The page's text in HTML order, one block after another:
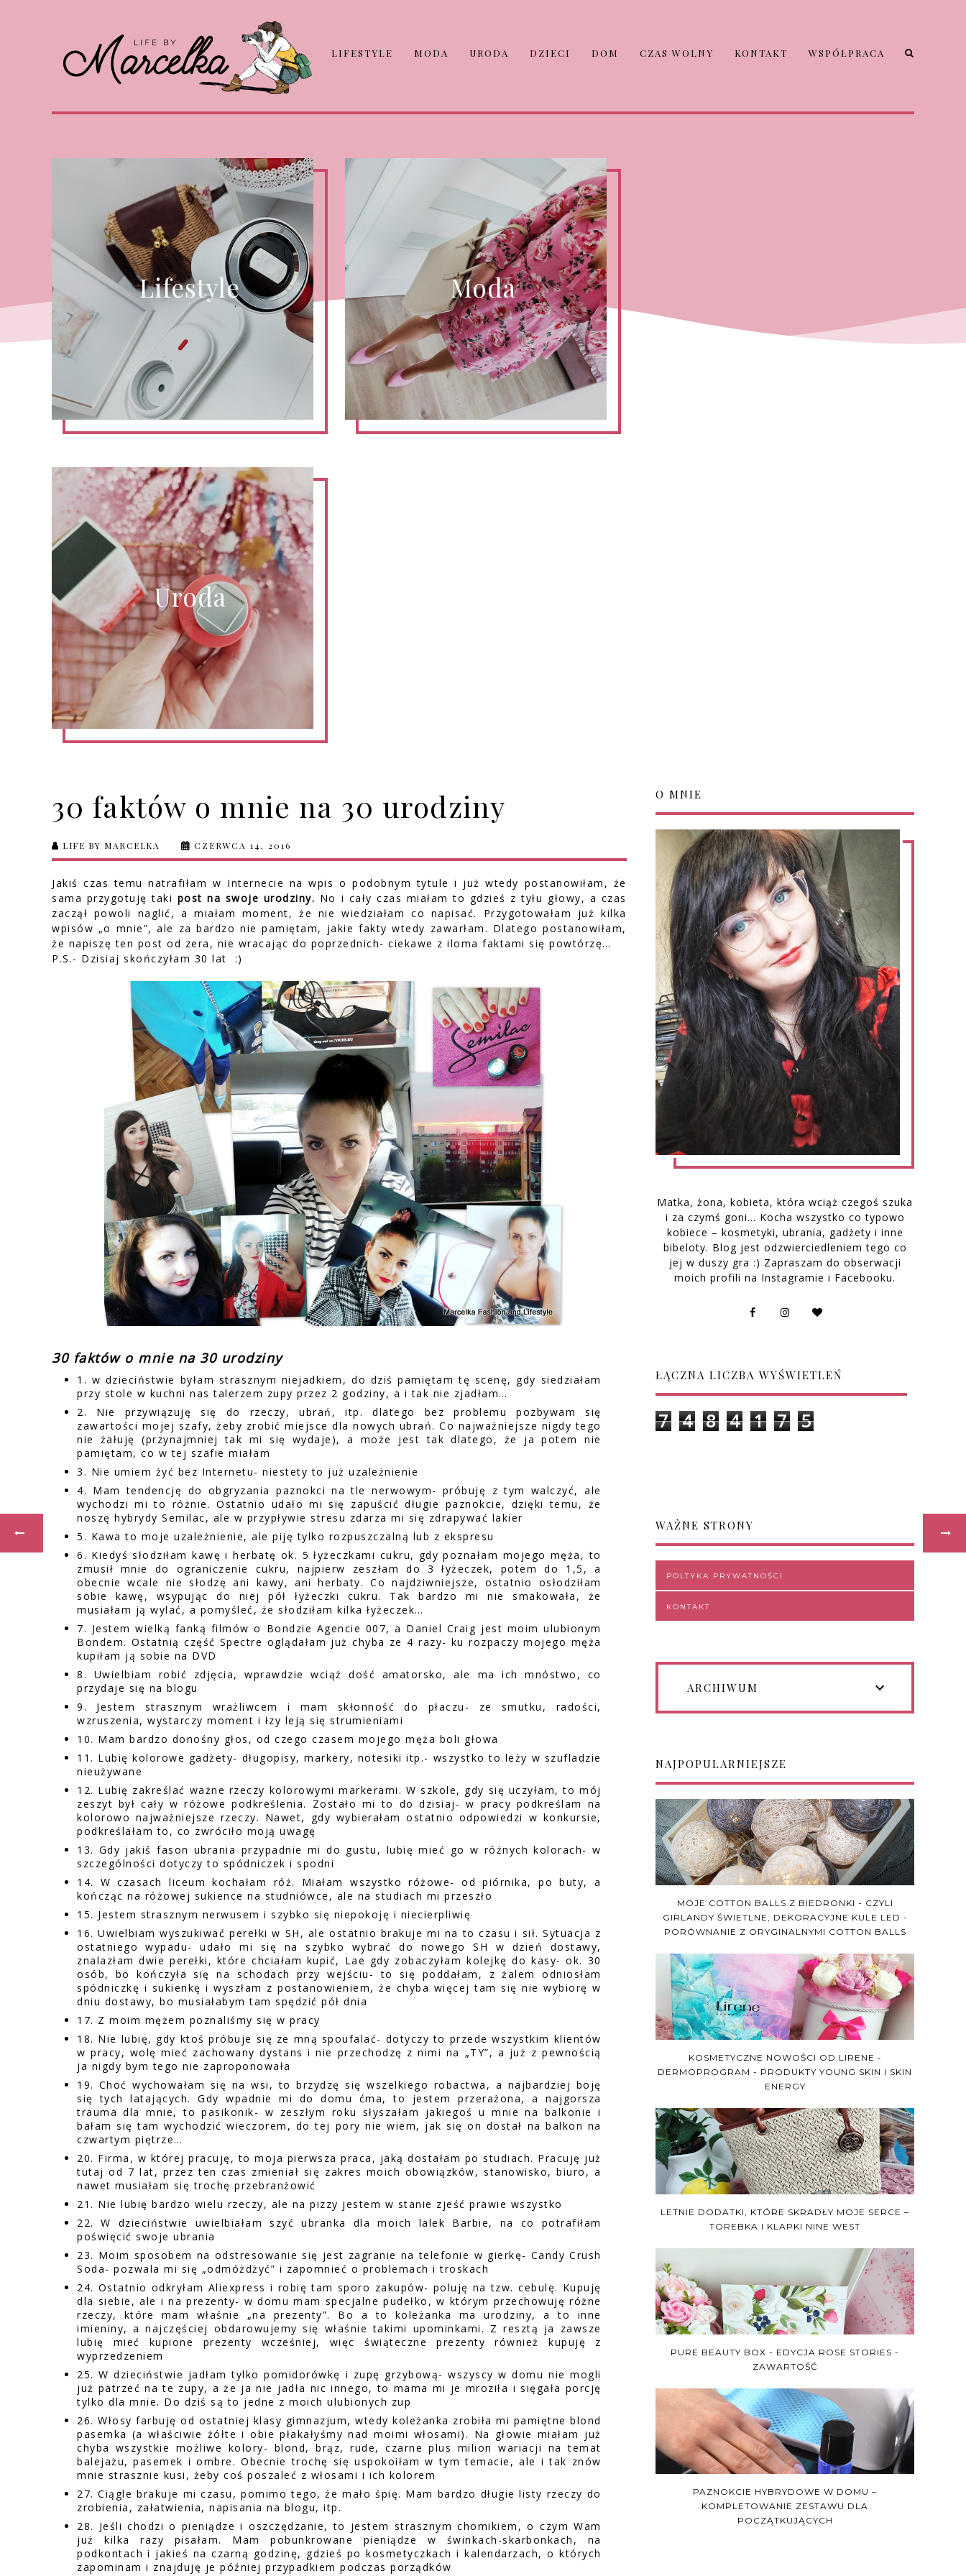
LIFESTYLE MODA URODA DZIECI DOM CZAS WOLNY KONTAKT WSPÓŁPRACA
Lifestyle Moda
Uroda
30 faktów o mnie na 30 urodziny
LIFE BY MARCELKA CZERWCA 14, 2016
Jakiś czas temu natrafiłam w Internecie na wpis o podobnym tytule i już wtedy postanowiłam, że
sama przygotuję taki post na swoje urodziny. No i cały czas miałam to gdzieś z tyłu głowy, a czas
zaczął powoli naglić, a miałam moment, że nie wiedziałam co napisać. Przygotowałam już kilka
wpisów „o mnie”, ale za bardzo nie pamiętam, jakie fakty wtedy zawarłam. Dlatego postanowiłam,
że napiszę ten post od zera, nie wracając do poprzednich- ciekawe z iloma faktami się powtórzę…
P.S.- Dzisiaj skończyłam 30 lat :)
30 faktów o mnie na 30 urodziny
1. w dzieciństwie byłam strasznym niejadkiem, do dziś pamiętam tę scenę, gdy siedziałam
przy stole w kuchni nas talerzem zupy przez 2 godziny, a i tak nie zjadłam…
2. Nie przywiązuję się do rzeczy, ubrań, itp. dlatego bez problemu pozbywam się
zawartości mojej szafy, żeby zrobić miejsce dla nowych ubrań. Co najważniejsze nigdy tego
nie żałuję (przynajmniej tak mi się wydaje), a może jest tak dlatego, że ja potem nie
pamiętam, co w tej szafie miałam
3. Nie umiem żyć bez Internetu- niestety to już uzależnienie
4. Mam tendencję do obgryzania paznokci na tle nerwowym- próbuję z tym walczyć, ale
wychodzi mi to różnie. Ostatnio udało mi się zapuścić długie paznokcie, dzięki temu, że
noszę hybrydy Semilac, ale w przypływie stresu zdarza mi się zdrapywać lakier
5. Kawa to moje uzależnienie, ale piję tylko rozpuszczalną lub z ekspresu
6. Kiedyś słodziłam kawę i herbatę ok. 5 łyżeczkami cukru, gdy poznałam mojego męża, to
zmusił mnie do ograniczenie cukru, najpierw zeszłam do 3 łyżeczek, potem do 1,5, a
obecnie wcale nie słodzę ani kawy, ani herbaty. Co najdziwniejsze, ostatnio osłodziłam
sobie kawę, wsypując do niej pół łyżeczki cukru. Tak bardzo mi nie smakowała, że
musiałam ją wylać, a pomyśleć, że słodziłam kilka łyżeczek…
7. Jestem wielką fanką filmów o Bondzie Agencie 007, a Daniel Craig jest moim ulubionym
Bondem. Ostatnią część Spectre oglądałam już chyba ze 4 razy- ku rozpaczy mojego męża
kupiłam ją sobie na DVD
8. Uwielbiam robić zdjęcia, wprawdzie wciąż dość amatorsko, ale ma ich mnóstwo, co
przydaje się na blogu
9. Jestem strasznym wrażliwcem i mam skłonność do płaczu- ze smutku, radości,
wzruszenia, wystarczy moment i łzy leją się strumieniami
10. Mam bardzo donośny głos, od czego czasem mojego męża boli głowa
11. Lubię kolorowe gadżety- długopisy, markery, notesiki itp.- wszystko to leży w szufladzie
nieużywane
12. Lubię zakreślać ważne rzeczy kolorowymi markerami. W szkole, gdy się uczyłam, to mój
zeszyt był cały w różowe podkreślenia. Zostało mi to do dzisiaj- w pracy podkreślam na
kolorowo najważniejsze rzeczy. Nawet, gdy wybierałam ostatnio odpowiedzi w konkursie,
podkreślałam to, co zwróciło moją uwagę
13. Gdy jakiś fason ubrania przypadnie mi do gustu, lubię mieć go w różnych kolorach- w
szczególności dotyczy to spódniczek i spodni
14. W czasach liceum kochałam róż. Miałam wszystko różowe- od piórnika, po buty, a
kończąc na różowej sukience na studniówce, ale na studiach mi przeszło
15. Jestem strasznym nerwusem i szybko się niepokoję i niecierpliwię
16. Uwielbiam wyszukiwać perełki w SH, ale ostatnio brakuje mi na to czasu i sił. Sytuacja z
ostatniego wypadu- udało mi się na szybko wybrać do nowego SH w dzień dostawy,
znalazłam dwie perełki, które chciałam kupić, Lae gdy zobaczyłam kolejkę do kasy- ok. 30
osób, bo kończyła się na schodach przy wejściu- to się poddałam, z żalem odniosłam
spódniczkę i sukienkę i wyszłam z postanowieniem, że chyba więcej tam się nie wybiorę w
dniu dostawy, bo musiałabym tam spędzić pół dnia
17. Z moim mężem poznaliśmy się w pracy
18. Nie lubię, gdy ktoś próbuje się ze mną spoufalać- dotyczy to przede wszystkim klientów
w pracy, wolę mieć zachowany dystans i nie przechodzę z nimi na „TY”, a już z pewnością
ja nigdy bym tego nie zaproponowała
19. Choć wychowałam się na wsi, to brzydzę się wszelkiego robactwa, a najbardziej boję
się tych latających. Gdy wpadnie mi do domu ćma, to jestem przerażona, a najgorsza
trauma dla mnie, to pasikonik- w zeszłym roku słyszałam jakiegoś u mnie na balkonie i
bałam się tam wychodzić wieczorem, do tej pory nie wiem, jak się on dostał na balkon na
czwartym piętrze…
20. Firma, w której pracuję, to moja pierwsza praca, jaką dostałam po studiach. Pracuję już
tutaj od 7 lat, przez ten czas zmieniał się zakres moich obowiązków, stanowisko, biuro, a
nawet musiałam się trochę przebranżowić
21. Nie lubię bardzo wielu rzeczy, ale na pizzy jestem w stanie zjeść prawie wszystko
22. W dzieciństwie uwielbiałam szyć ubranka dla moich lalek Barbie, na co potrafiłam
poświęcić swoje ubrania
23. Moim sposobem na odstresowanie się jest zagranie na telefonie w gierkę- Candy Crush
Soda- pozwala mi się „odmóżdżyć” i zapomnieć o problemach i troskach
24. Ostatnio odkryłam Aliexpress i robię tam sporo zakupów- poluję na tzw. cebulę. Kupuję
dla siebie, ale i na prezenty- w domu mam specjalne pudełko, w którym przechowuję różne
rzeczy, które mam właśnie „na prezenty”. Bo a to koleżanka ma urodziny, a to inne
imieniny, a najczęściej obdarowujemy się właśnie takimi upominkami. Z resztą ja zawsze
lubię mieć kupione prezenty wcześniej, więc świąteczne prezenty również kupuję z
wyprzedzeniem
25. W dzieciństwie jadłam tylko pomidorówkę i zupę grzybową- wszyscy w domu nie mogli
już patrzeć na te zupy, a że ja nie jadła nic innego, to mama mi je mroziła i sięgała porcję
tylko dla mnie. Do dziś są to jedne z moich ulubionych zup
26. Włosy farbuję od ostatniej klasy gimnazjum, wtedy koleżanka zrobiła mi pamiętne blond
pasemka (a właściwie żółte i obie płakałyśmy nad moimi włosami). Na głowie miałam już
chyba wszystkie możliwe kolory- blond, brąz, rude, czarne plus milion wariacji na temat
balejażu, pasemek i ombre. Obecnie trochę się uspokoiłam w tym temacie, ale i tak znów
mnie strasznie kusi, żeby coś poszaleć z włosami i ich kolorem
27. Ciągle brakuje mi czasu, pomimo tego, że mało śpię. Mam bardzo długie listy rzeczy do
zrobienia, załatwienia, napisania na blogu, itp.
28. Jeśli chodzi o pieniądze i oszczędzanie, to jestem strasznym chomikiem, o czym Wam
już kilka razy pisałam. Mam pobunkrowane pieniądze w świnkach-skarbonkach, na
podkontach i jakieś na czarną godzinę, gdzieś po kosmetyczkach i kalendarzach, o których
zapominam i znajduję je później przypadkiem podczas porządków
O MNIE
Matka, żona, kobieta, która wciąż czegoś szuka
i za czymś goni… Kocha wszystko co typowo
kobiece – kosmetyki, ubrania, gadżety i inne
bibeloty. Blog jest odzwierciedleniem tego co
jej w duszy gra :) Zapraszam do obserwacji
moich profili na Instagramie i Facebooku.
ŁĄCZNA LICZBA WYŚWIETLEŃ
7 4 8 4 1 7 5
WAŻNE STRONY
POLTYKA PRYWATNOŚCI
KONTAKT
ARCHIWUM
NAJPOPULARNIEJSZE
MOJE COTTON BALLS Z BIEDRONKI - CZYLI
GIRLANDY ŚWIETLNE, DEKORACYJNE KULE LED -
PORÓWNANIE Z ORYGINALNYMI COTTON BALLS
KOSMETYCZNE NOWOŚCI OD LIRENE -
DERMOPROGRAM - PRODUKTY YOUNG SKIN I SKIN
ENERGY
LETNIE DODATKI, KTÓRE SKRADŁY MOJE SERCE –
TOREBKA I KLAPKI NINE WEST
PURE BEAUTY BOX - EDYCJA ROSE STORIES -
ZAWARTOŚĆ
PAZNOKCIE HYBRYDOWE W DOMU –
KOMPLETOWANIE ZESTAWU DLA
POCZĄTKUJĄCYCH